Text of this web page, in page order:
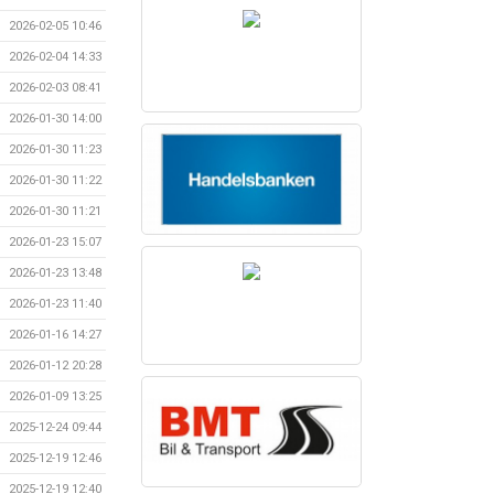
2026-02-05 10:46
2026-02-04 14:33
2026-02-03 08:41
2026-01-30 14:00
2026-01-30 11:23
2026-01-30 11:22
2026-01-30 11:21
2026-01-23 15:07
2026-01-23 13:48
2026-01-23 11:40
2026-01-16 14:27
2026-01-12 20:28
2026-01-09 13:25
2025-12-24 09:44
2025-12-19 12:46
2025-12-19 12:40